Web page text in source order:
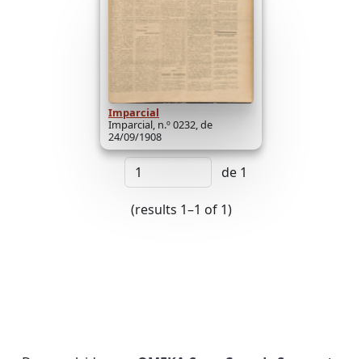
Imparcial
Imparcial, n.º 0232, de
24/09/1908
de 1
(results 1–1 of 1)